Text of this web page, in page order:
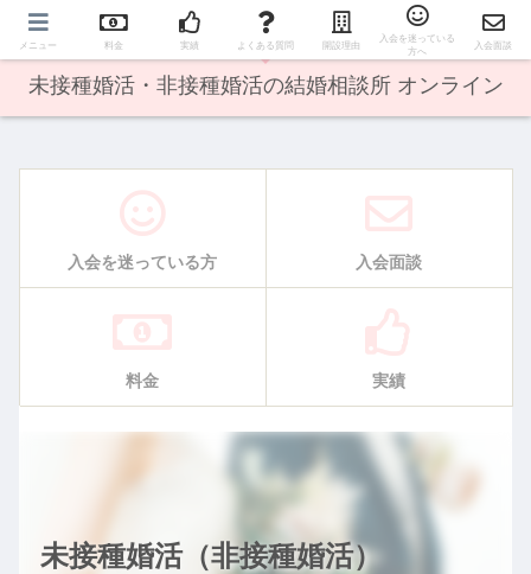
オンライン婚活で日本全国の方に出会えます♪
未接種婚活・非接種婚活の結婚相談所 オンライン
入会を迷っている方 入会面談
料金 実績
未接種婚活（非接種婚活）
メニュー 料金 実績 よくある質問 開設理由
入会を迷っている
方へ
入会面談